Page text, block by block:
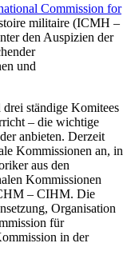
Commission for
militaire (ICMH –
den Auspizien der
und
ständige Komitees
– die wichtige
anbieten. Derzeit
Kommissionen an, in
aus den
Kommissionen
– CIHM. Die
Organisation
für
in der